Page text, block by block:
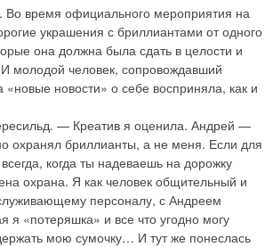
Во время официального мероприятия на
украшения с бриллиантами от одного
она должна была сдать в целости и
молодой человек, сопровождавший
новости» о себе восприняла, как и
— Креатив я оценила. Андрей —
охранял бриллианты, а не меня. Если для
когда ты надеваешь на дорожку
охрана. Я как человек общительный и
персоналу, с Андреем
я «потеряшка» и все что угодно могу
мою сумочку… И тут же понеслась